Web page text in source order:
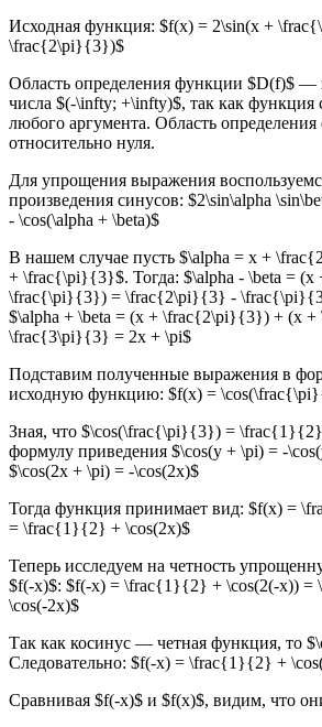
Исходная функция: $f(x) = 2\sin(x +
\frac{2\pi}{3})$
Область определения функции $D(f)$ —
числа $(-\infty; +\infty)$, так как функция
любого аргумента. Область
относительно нуля.
Для упрощения выражения
произведения синусов: $2\sin\alpha
- \cos(\alpha + \beta)$
В нашем случае пусть $\alpha = x +
+ \frac{\pi}{3}$. Тогда: $\alpha - \beta =
\frac{\pi}{3}) = \frac{2\pi}{3} -
$\alpha + \beta = (x + \frac{2\pi}{3}) + (x
\frac{3\pi}{3} = 2x + \pi$
Подставим полученные выражения в
исходную функцию: $f(x) =
Зная, что $\cos(\frac{\pi}{3}) =
формулу приведения $\cos(y + \pi) = -
$\cos(2x + \pi) = -\cos(2x)$
Тогда функция принимает вид: $f(x) =
= \frac{1}{2} + \cos(2x)$
Теперь исследуем на четность
$f(-x)$: $f(-x) = \frac{1}{2} + \cos(2(-x))
\cos(-2x)$
Так как косинус — четная функция, то
Следовательно: $f(-x) = \frac{1}{2} +
Сравнивая $f(-x)$ и $f(x)$, видим, что